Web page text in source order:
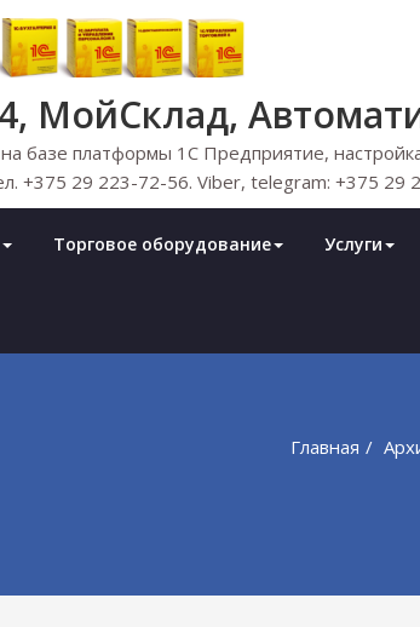
МойСклад,
базе платформы 1С Предприятие,
+375 29 223-72-56. Viber, telegram: +375 29
Торговое оборудование Услуги
Главная